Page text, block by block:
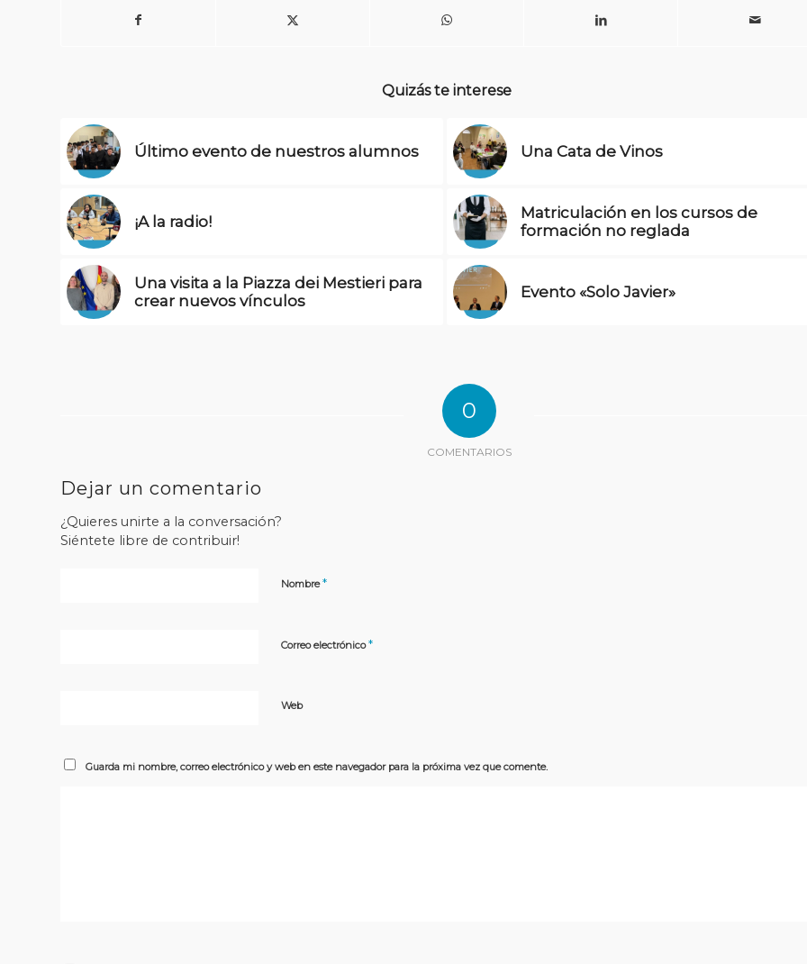
Quizás te interese
Último evento de nuestros alumnos Una Cata de Vinos
¡A la radio!
Matriculación en los cursos de
formación no reglada
Una visita a la Piazza dei Mestieri para
crear nuevos vínculos
Evento «Solo Javier»
0
COMENTARIOS
Dejar un comentario
¿Quieres unirte a la conversación?
Siéntete libre de contribuir!
Nombre*
Correo electrónico*
Web
Guarda mi nombre, correo electrónico y web en este navegador para la próxima vez que comente.